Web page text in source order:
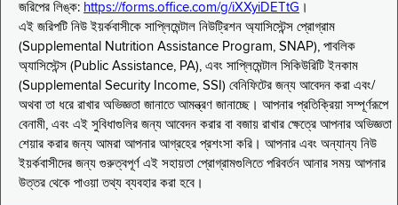
জরিপের লিঙ্ক: https://forms.office.com/g/iXXyiDETtG ।
এই জরিপটি নিউ ইয়র্কবাসীকে সাপ্লিমেন্টাল নিউট্রিশন অ্যাসিস্টেন্স প্রোগ্রাম
(Supplemental Nutrition Assistance Program, SNAP), পাবলিক
অ্যাসিস্টেন্স (Public Assistance, PA), এবং সাপ্লিমেন্টাল সিকিউরিটি ইনকাম
(Supplemental Security Income, SSI) বেনিফিটের জন্য আবেদন করা এবং/
অথবা তা ধরে রাখার অভিজ্ঞতা জানাতে আমন্ত্রণ জানাচ্ছে। আপনার প্রতিক্রিয়া সম্পূর্ণরূপে
বেনামী, এবং এই সুবিধাগুলির জন্য আবেদন করার বা বজায় রাখার ক্ষেত্রে আপনার অভিজ্ঞতা
শেয়ার করার জন্য আমরা আপনার আগ্রহের প্রশংসা করি। আপনার এবং অন্যান্য নিউ
ইয়র্কবাসীদের জন্য গুরুত্বপূর্ণ এই সহায়তা প্রোগ্রামগুলিতে পরিবর্তন আনার সময় আপনার
উত্তর থেকে পাওয়া তথ্য ব্যবহার করা হবে।